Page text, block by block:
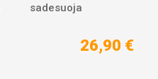
sadesuoja
26,90 €